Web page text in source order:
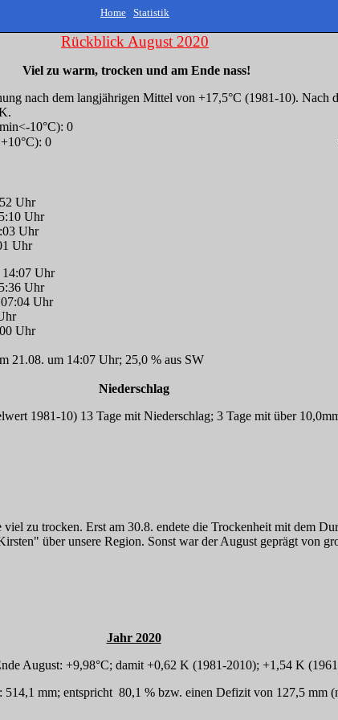
Home Statistik
Rückblick August 2020
Viel zu warm, trocken und am Ende nass!
nach dem langjährigen Mittel von +17,5°C (1981-10). Nach
10°C): 0
Tage (Tmax< +10°C): 0
Uhr
Uhr
Uhr
Uhr
14:07 Uhr
Uhr
Uhr
am 12.08. um 11:00 Uhr
21.08. um 14:07 Uhr; 25,0 % aus SW
Niederschlag
1981-10) 13 Tage mit Niederschlag; 3 Tage mit über
zu trocken. Erst am 30.8. endete die Trockenheit mit dem
über unsere Region. Sonst war der August geprägt von
Jahr 2020
August: +9,98°C; damit +0,62 K (1981-2010); +1,54 K
514,1 mm; entspricht 80,1 % bzw. einen Defizit von 127,5 mm